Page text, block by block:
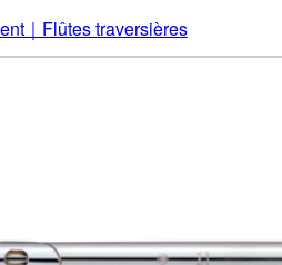
｜Flûtes traversières